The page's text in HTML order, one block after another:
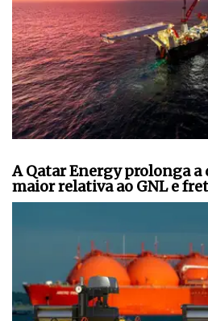
A Qatar Energy prolonga a
maior relativa ao GNL e